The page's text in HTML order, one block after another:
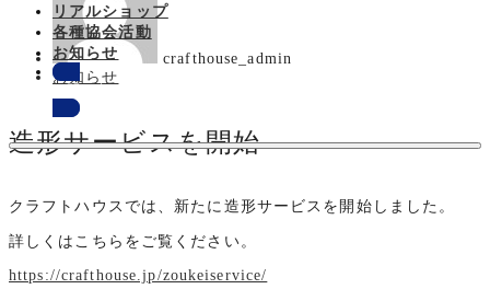
リアルショップ
各種協会活動
お知らせ
造形サービスを開始
crafthouse_admin
カ
テ
ゴ
リ
ー
お知らせ
クラフトハウスでは、新たに造形サービスを開始しました。
詳しくはこちらをご覧ください。
https://crafthouse.jp/zoukeiservice/